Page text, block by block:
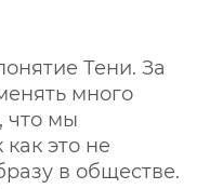
Тени. За
много
что мы
это не
в обществе.